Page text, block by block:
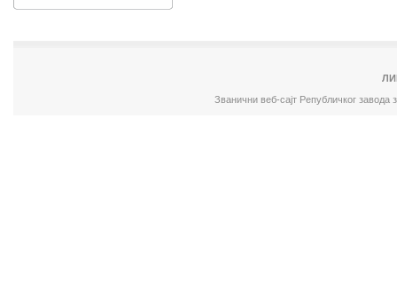
Званични веб-сајт Републичког